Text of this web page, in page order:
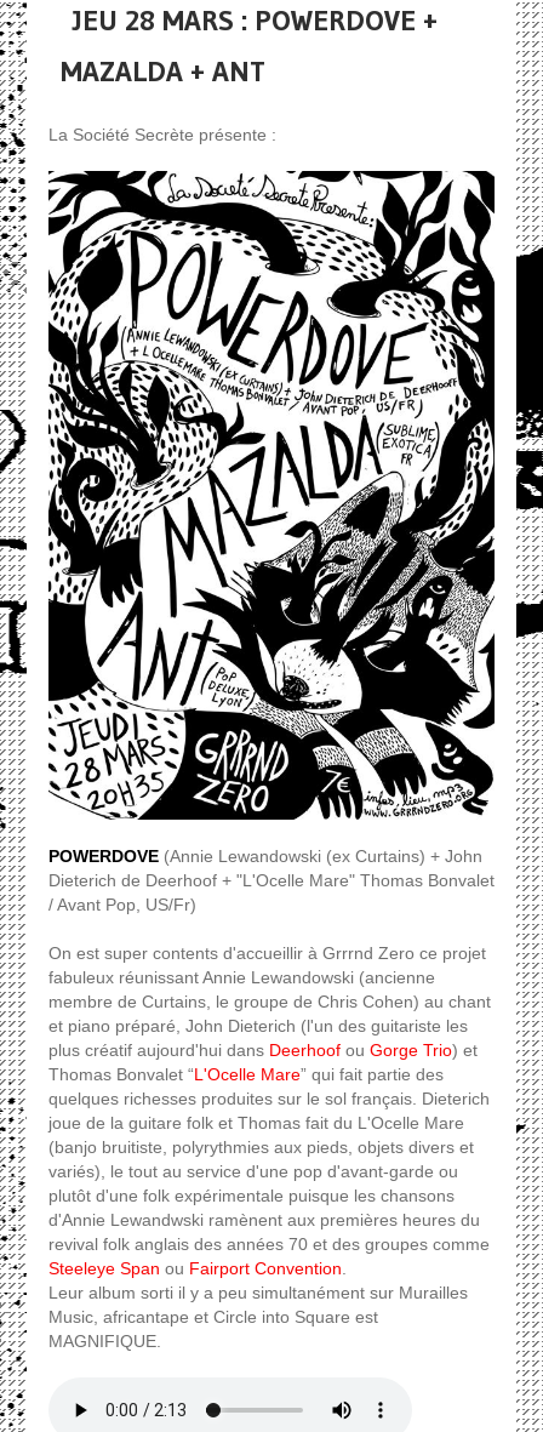
JEU 28 MARS : POWERDOVE +
MAZALDA + ANT
La Société Secrète présente :
POWERDOVE(Annie Lewandowski (ex Curtains) + John
Dieterich de Deerhoof + "L'Ocelle Mare" Thomas Bonvalet
/ Avant Pop, US/Fr)
On est super contents d'accueillir à Grrrnd Zero ce projet
fabuleux réunissant Annie Lewandowski (ancienne
membre de Curtains, le groupe de Chris Cohen) au chant
et piano préparé, John Dieterich (l'un des guitariste les
plus créatif aujourd'hui dans Deerhoofou Gorge Trio) et
Thomas Bonvalet “L'Ocelle Mare” qui fait partie des
quelques richesses produites sur le sol français. Dieterich
joue de la guitare folk et Thomas fait du L'Ocelle Mare
(banjo bruitiste, polyrythmies aux pieds, objets divers et
variés), le tout au service d'une pop d'avant-garde ou
plutôt d'une folk expérimentale puisque les chansons
d'Annie Lewandwski ramènent aux premières heures du
revival folk anglais des années 70 et des groupes comme
Steeleye Span ou Fairport Convention
Leur album sorti il y a peu simultanément sur Murailles
Music, africantape et Circle into Square est
MAGNIFIQUE.